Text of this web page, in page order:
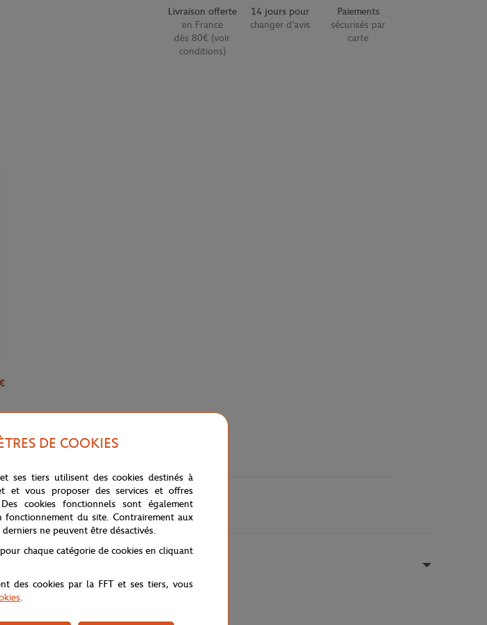
Livraison offerte
en France
dès 80€ (voir
conditions)
14 jours pour
changer d'avis
Paiements
sécurisés par
carte
€
DE COOKIES
ses tiers utilisent des cookies destinés à
et vous proposer des services et offres
cookies fonctionnels sont également
fonctionnement du site. Contrairement aux
ne peuvent être désactivés.
chaque catégorie de cookies en cliquant
des cookies par la FFT et ses tiers, vous
.